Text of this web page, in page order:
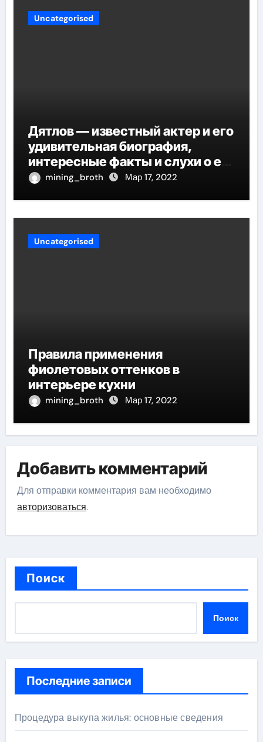
Uncategorised
Дятлов — известный актер и его
удивительная биография,
интересные факты и слухи о его
личной жизни
mining_broth Мар 17, 2022
Uncategorised
Правила применения
фиолетовых оттенков в
интерьере кухни
mining_broth Мар 17, 2022
Добавить комментарий
Для отправки комментария вам необходимо
авторизоваться.
Поиск
Поиск
Последние записи
Процедура выкупа жилья: основные сведения